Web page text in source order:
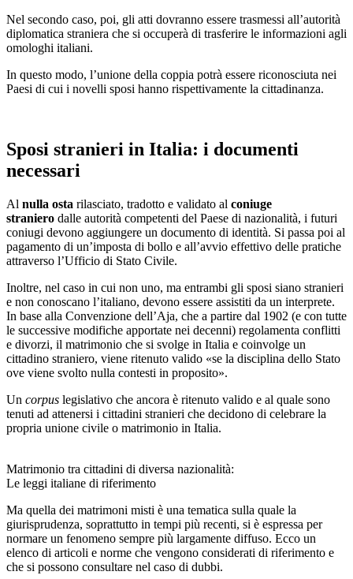
Nel secondo caso, poi, gli atti dovranno essere trasmessi all’autorità
diplomatica straniera che si occuperà di trasferire le informazioni agli
omologhi italiani.
In questo modo, l’unione della coppia potrà essere riconosciuta nei
Paesi di cui i novelli sposi hanno rispettivamente la cittadinanza.
Sposi stranieri in Italia: i documenti
necessari
Al nulla osta rilasciato, tradotto e validato al coniuge
straniero dalle autorità competenti del Paese di nazionalità, i futuri
coniugi devono aggiungere un documento di identità. Si passa poi al
pagamento di un’imposta di bollo e all’avvio effettivo delle pratiche
attraverso l’Ufficio di Stato Civile.
Inoltre, nel caso in cui non uno, ma entrambi gli sposi siano stranieri
e non conoscano l’italiano, devono essere assistiti da un interprete.
In base alla Convenzione dell’Aja, che a partire dal 1902 (e con tutte
le successive modifiche apportate nei decenni) regolamenta conflitti
e divorzi, il matrimonio che si svolge in Italia e coinvolge un
cittadino straniero, viene ritenuto valido «se la disciplina dello Stato
ove viene svolto nulla contesti in proposito».
Un corpus legislativo che ancora è ritenuto valido e al quale sono
tenuti ad attenersi i cittadini stranieri che decidono di celebrare la
propria unione civile o matrimonio in Italia.
Matrimonio tra cittadini di diversa nazionalità:
Le leggi italiane di riferimento
Ma quella dei matrimoni misti è una tematica sulla quale la
giurisprudenza, soprattutto in tempi più recenti, si è espressa per
normare un fenomeno sempre più largamente diffuso. Ecco un
elenco di articoli e norme che vengono considerati di riferimento e
che si possono consultare nel caso di dubbi.